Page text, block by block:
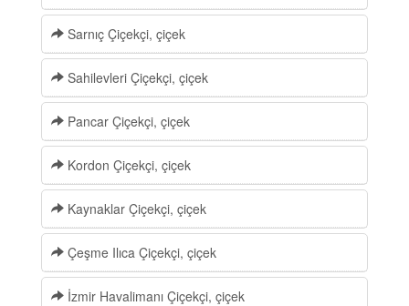
Sarnıç Çiçekçi, çiçek
Sahilevleri Çiçekçi, çiçek
Pancar Çiçekçi, çiçek
Kordon Çiçekçi, çiçek
Kaynaklar Çiçekçi, çiçek
Çeşme Ilıca Çiçekçi, çiçek
İzmir Havalimanı Çiçekçi, çiçek